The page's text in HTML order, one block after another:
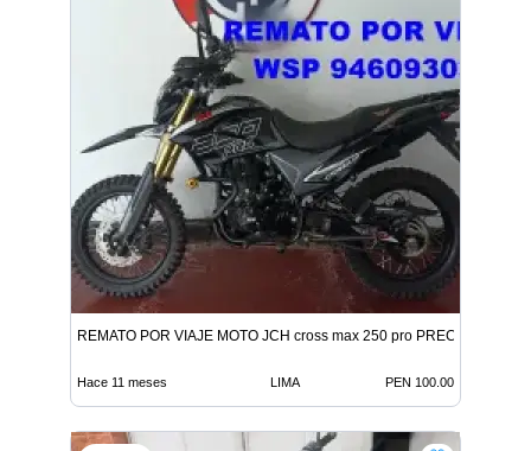
REMATO POR VIAJE MOTO JCH cross max 250 pro PRECIO DE
Hace 11 meses LIMA PEN 100.00